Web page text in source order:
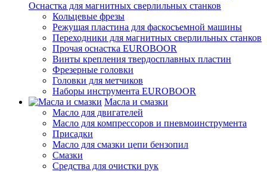
Оснастка для магнитных сверлильных станков
Кольцевые фрезы
Режущая пластина для фаскосъемной машины
Переходники для магнитных сверлильных станков
Прочая оснастка EUROBOOR
Винты крепления твердосплавных пластин
Фрезерные головки
Головки для метчиков
Наборы инструмента EUROBOOR
Масла и смазки
Масло для двигателей
Масло для компрессоров и пневмоинструмента
Присадки
Масло для смазки цепи бензопил
Смазки
Средства для очистки рук